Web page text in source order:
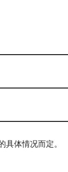
具体情况而定。